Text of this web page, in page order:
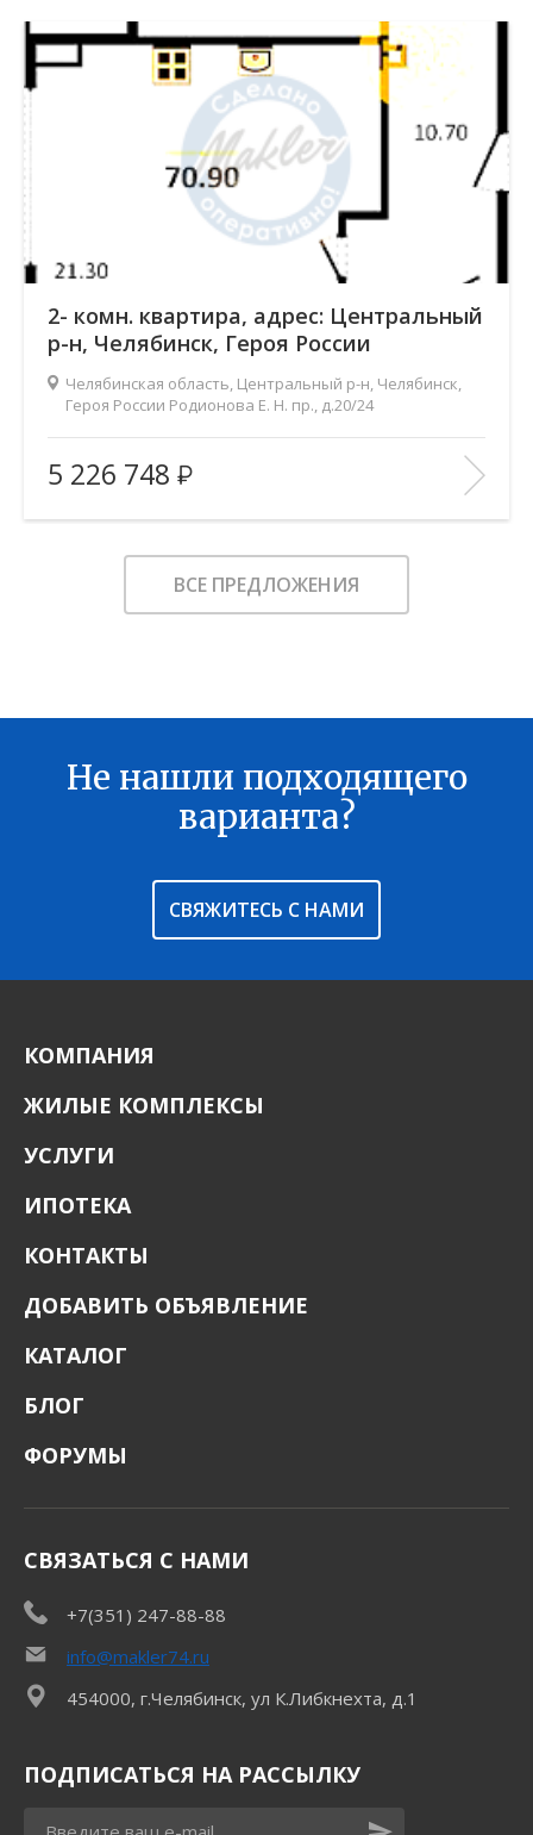
2- комн. квартира, адрес: Центральный
р-н, Челябинск, Героя России
Родионова Е. Н. пр., д.20/24
Челябинская область, Центральный р-н, Челябинск,
Героя России Родионова Е. Н. пр., д.20/24
Жилой комплекс:
Ньютон
Количество комнат:
2
Общая площадь:
70.9 м
В ИЗБРАННОЕ
5 226 748
ВСЕ ПРЕДЛОЖЕНИЯ
Не нашли подходящего
варианта?
СВЯЖИТЕСЬ С НАМИ
КОМПАНИЯ
ЖИЛЫЕ КОМПЛЕКСЫ
УСЛУГИ
ИПОТЕКА
КОНТАКТЫ
ДОБАВИТЬ ОБЪЯВЛЕНИЕ
КАТАЛОГ
БЛОГ
ФОРУМЫ
СВЯЗАТЬСЯ С НАМИ
+7(351) 247-88-88
info@makler74.ru
454000, г.Челябинск, ул К.Либкнехта, д.1
ПОДПИСАТЬСЯ НА РАССЫЛКУ